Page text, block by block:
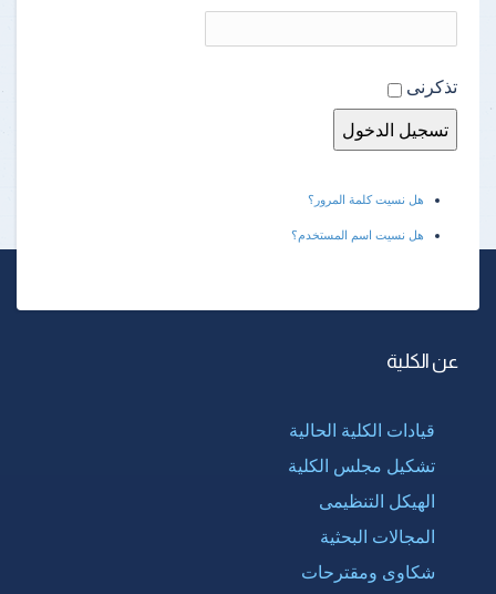
تذكرنى
هل نسيت كلمة المرور؟
هل نسيت اسم المستخدم؟
عن الكلية
قيادات الكلية الحالية
تشكيل مجلس الكلية
الهيكل التنظيمى
المجالات البحثية
شكاوى ومقترحات